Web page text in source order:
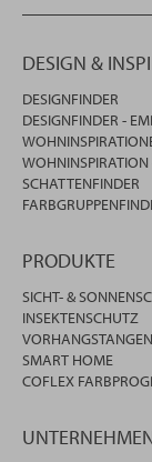
DESIGN &
DESIGNFINDER
DESIGNFINDER -
SCHATTENFINDER
PRODUKTE
SICHT- &
INSEKTENSCHUTZ
SMART HOME
COFLEX